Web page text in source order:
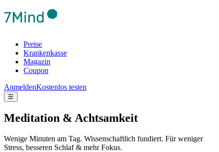
Preise
Krankenkasse
Magazin
Coupon
AnmeldenKostenlos testen
☰
Meditation & Achtsamkeit
Wenige Minuten am Tag. Wissenschaftlich fundiert. Für weniger
Stress, besseren Schlaf & mehr Fokus.